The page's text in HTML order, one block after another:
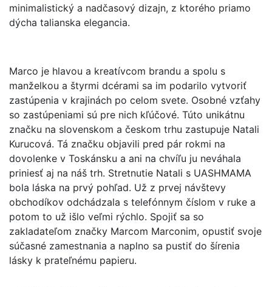
minimalistický a nadčasový dizajn, z ktorého priamo
dýcha talianska elegancia.
Marco je hlavou a kreatívcom brandu a spolu s
manželkou a štyrmi dcérami sa im podarilo vytvoriť
zastúpenia v krajinách po celom svete. Osobné vzťahy
so zastúpeniami sú pre nich kľúčové. Túto unikátnu
značku na slovenskom a českom trhu zastupuje Natali
Kurucová. Tá značku objavili pred pár rokmi na
dovolenke v Toskánsku a ani na chvíľu ju neváhala
priniesť aj na náš trh. Stretnutie Natali s UASHMAMA
bola láska na prvý pohľad. Už z prvej návštevy
obchodíkov odchádzala s telefónnym číslom v ruke a
potom to už išlo veľmi rýchlo. Spojiť sa so
zakladateľom značky Marcom Marconim, opustiť svoje
súčasné zamestnania a naplno sa pustiť do šírenia
lásky k prateľnému papieru.